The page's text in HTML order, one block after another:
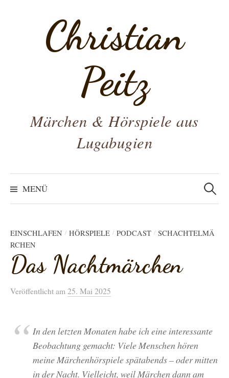
überspringenChristian
Peitz
Märchen & Hörspiele aus
Lugabugien
MENÜ
Suchen
nach:
EINSCHLAFEN / HÖRSPIELE / PODCAST / SCHACHTELMÄ
RCHEN
Das Nachtmärchen
Veröffentlichtam 25. Mai 2025
In den letzten Monaten habe ich eine interessante
Beobachtung gemacht: Viele Menschen hören
meine Märchenhörspiele spätabends – oder mitten
in der Nacht. Vielleicht, weil Märchen dann am